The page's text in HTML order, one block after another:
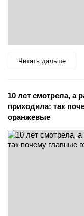
Читать дальше
10 лет смотрела, а
приходила: так
оранжевые